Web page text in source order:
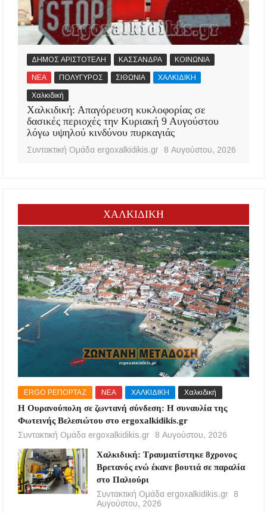
ΔΗΜΟΣ ΑΡΙΣΤΟΤΕΛΗ ΚΑΣΣΑΝΔΡΑ ΚΟΙΝΩΝΙΑ
ΝΕΑ ΠΟΛΥΓΥΡΟΣ ΣΙΘΩΝΙΑ ΧΑΛΚΙΔΙΚΗ
Χαλκιδική
Χαλκιδική: Απαγόρευση κυκλοφορίας σε
δασικές περιοχές την Κυριακή 9 Αυγούστου
λόγω υψηλού κινδύνου πυρκαγιάς
Συντακτική Ομάδα ergoxalkidikis.gr 8 Αυγούστου, 2026
ΧΑΛΚΙΔΙΚΗ
ERGO ΡΕΠΟΡΤΑΖ ΝΕΑ ΧΑΛΚΙΔΙΚΗ Χαλκιδική
Η Ουρανούπολη σε ζωντανή σύνδεση: Η συναυλία της
Φωτεινής Βελεσιώτου στο ergoxalkidikis.gr
Συντακτική Ομάδα ergoxalkidikis.gr
8 Αυγούστου, 2026
Χαλκιδική: Τραυματίστηκε 8χρονος
Βρετανός ενώ έκανε βουτιά σε παραλία
στο Παλιούρι
Συντακτική Ομάδα ergoxalkidikis.gr
8
Αυγούστου, 2026